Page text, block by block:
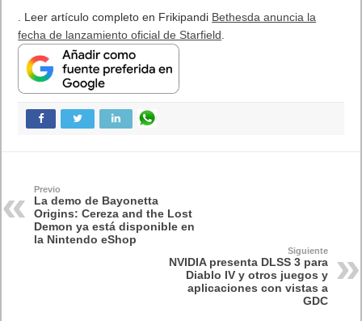
. Leer artículo completo en Frikipandi Bethesda anuncia la
fecha de lanzamiento oficial de Starfield
Previo
La demo de Bayonetta
Origins: Cereza and the Lost
Demon ya está disponible en
la Nintendo eShop
Siguiente
NVIDIA presenta DLSS 3 para
Diablo IV y otros juegos y
aplicaciones con vistas a
GDC